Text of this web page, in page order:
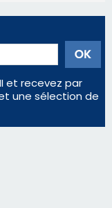
et recevez par
une sélection de